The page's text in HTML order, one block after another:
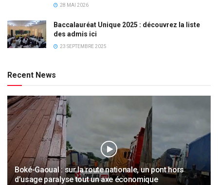
28 MAI 2026
Baccalauréat Unique 2025 : découvrez la liste
des admis ici
23 SEPTEMBRE 2025
Recent News
Boké-Gaoual : sur la route nationale, un pont hors
d’usage paralyse tout un axe économique